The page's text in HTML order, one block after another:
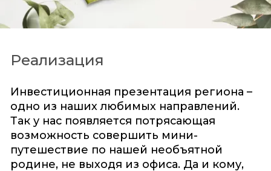
Реализация
Инвестиционная презентация региона –
одно из наших любимых направлений.
Так у нас появляется потрясающая
возможность совершить мини-
путешествие по нашей необъятной
родине, не выходя из офиса. Да и кому,